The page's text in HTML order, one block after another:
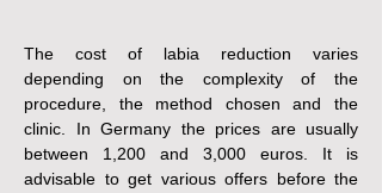
The cost of labia reduction varies
depending on the complexity of the
procedure, the method chosen and the
clinic. In Germany the prices are usually
between 1,200 and 3,000 euros. It is
advisable to get various offers before the